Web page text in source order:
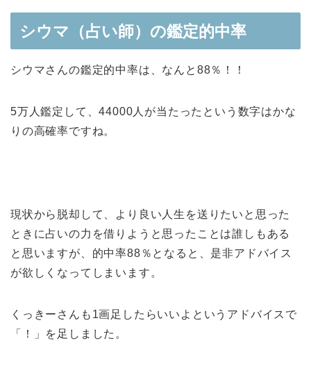
シウマ（占い師）の鑑定的中率
シウマさんの鑑定的中率は、なんと88％！！
5万人鑑定して、44000人が当たったという数字はかな
りの高確率ですね。
現状から脱却して、より良い人生を送りたいと思った
ときに占いの力を借りようと思ったことは誰しもある
と思いますが、的中率88％となると、是非アドバイス
が欲しくなってしまいます。
くっきーさんも1画足したらいいよというアドバイスで
「！」を足しました。